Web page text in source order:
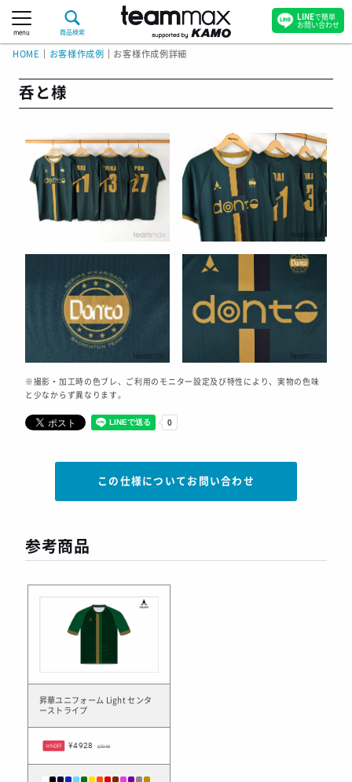
menu 商品検索
HOME お客様作成例 お客様作成例詳細
呑と様
※撮影・加工時の色ブレ、ご利用のモニター設定及び特性により、実物の色味
と少なからず異なります。
この仕様についてお問い合わせ
参考商品
昇華ユニフォーム Light センタ
ーストライプ
30%OFF ¥4928 ¥7040
LINEで簡単
お問い合わせ